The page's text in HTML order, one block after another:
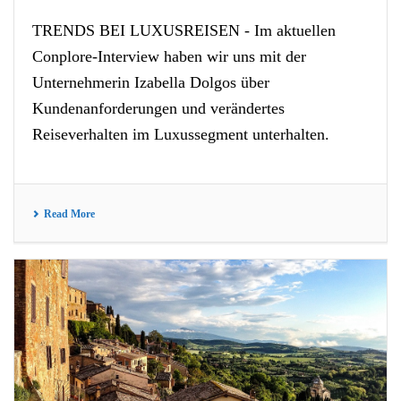
TRENDS BEI LUXUSREISEN - Im aktuellen
Conplore-Interview haben wir uns mit der
Unternehmerin Izabella Dolgos über
Kundenanforderungen und verändertes
Reiseverhalten im Luxussegment unterhalten.
Read More